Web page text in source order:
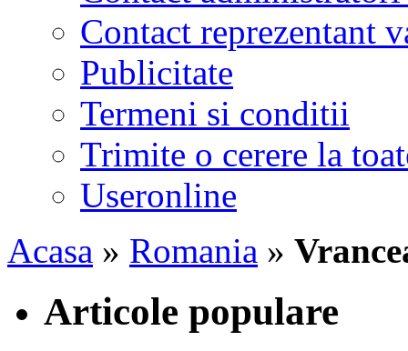
Contact reprezentant
Publicitate
Termeni si conditii
Trimite o cerere la
Useronline
Acasa » Romania »
Articole populare